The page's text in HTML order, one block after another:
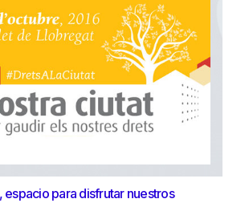
espacio para disfrutar nuestros